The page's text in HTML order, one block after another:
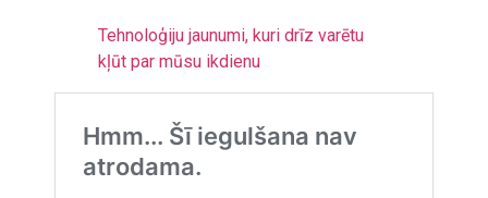
Tehnoloģiju jaunumi, kuri drīz varētu
kļūt par mūsu ikdienu